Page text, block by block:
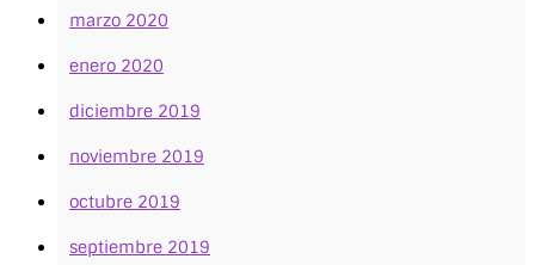
marzo 2020
enero 2020
diciembre 2019
noviembre 2019
octubre 2019
septiembre 2019